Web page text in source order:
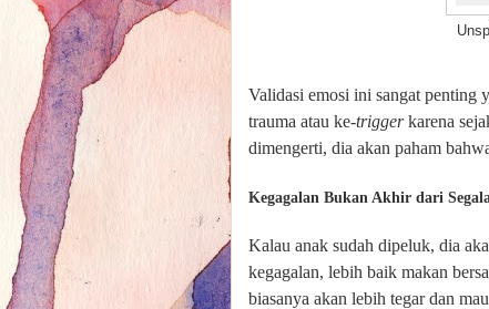
Validasi emosi ini sangat penting
trauma atau ke-triggerkarena
dimengerti, dia akan paham
Kegagalan Bukan Akhir dari
Kalau anak sudah dipeluk, dia
kegagalan, lebih baik makan
biasanya akan lebih tegar dan